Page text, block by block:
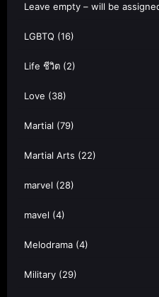
Leave empty – will be
LGBTQ (16)
Life ชีวิต (2)
Love (38)
Martial (79)
Martial Arts (22)
marvel (28)
mavel (4)
Melodrama (4)
Military (29)